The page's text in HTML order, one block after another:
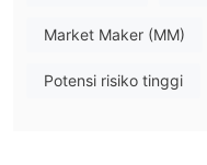
Market Maker (MM)
Potensi risiko tinggi